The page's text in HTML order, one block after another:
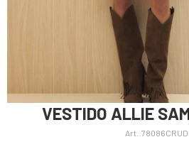
VESTIDO ALLIE